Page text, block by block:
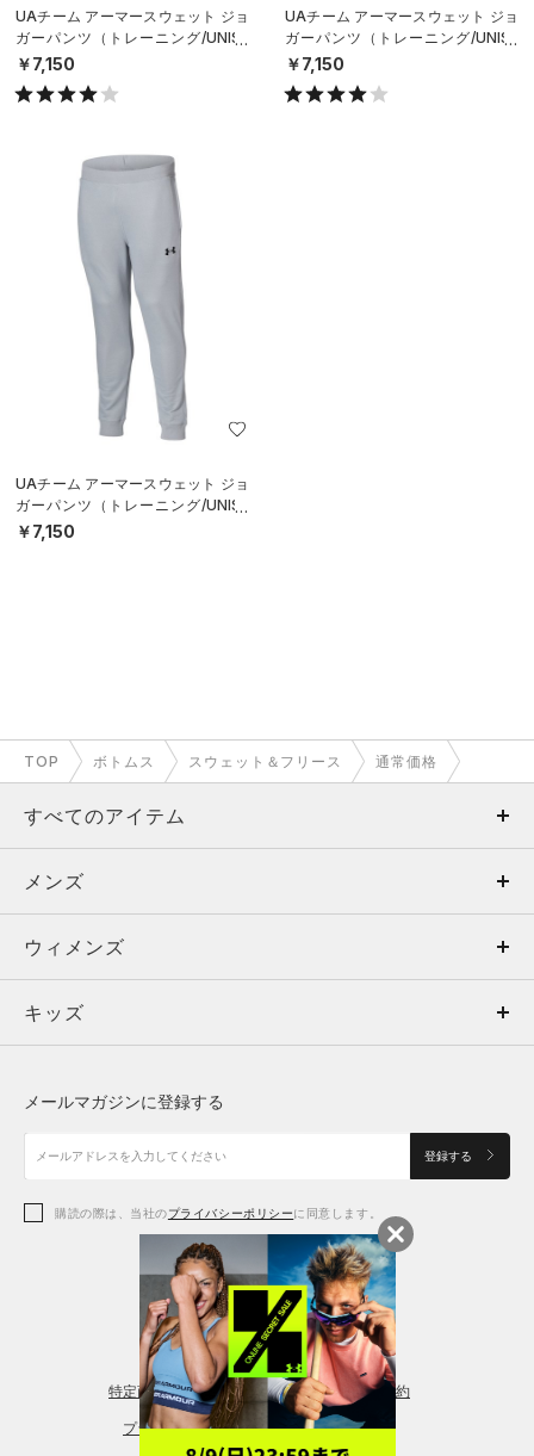
UAチーム アーマースウェット ジョ
ガーパンツ（トレーニング/UNISE
X）
￥7,150
UAチーム アーマースウェット ジョ
ガーパンツ（トレーニング/UNISE
X）
￥7,150
UAチーム アーマースウェット ジョ
ガーパンツ（トレーニング/UNISE
X）
￥7,150
TOP ボトムス スウェット＆フリース 通常価格
すべてのアイテム
メンズ
ウィメンズ
キッズ
アクセサリー
メンズ
トップス
ボトムス
アクセサリー
ウィメンズ
トップス
シューズ
アクセサリー
レギンス＆タイツ
キッズ
シューズ
メールマガジンに登録する
登録する
購読の際は、当社のプライバシーポリシーに同意します。
特定商取引法に基づく通販の表記 会員規約
プライバシーポリシー